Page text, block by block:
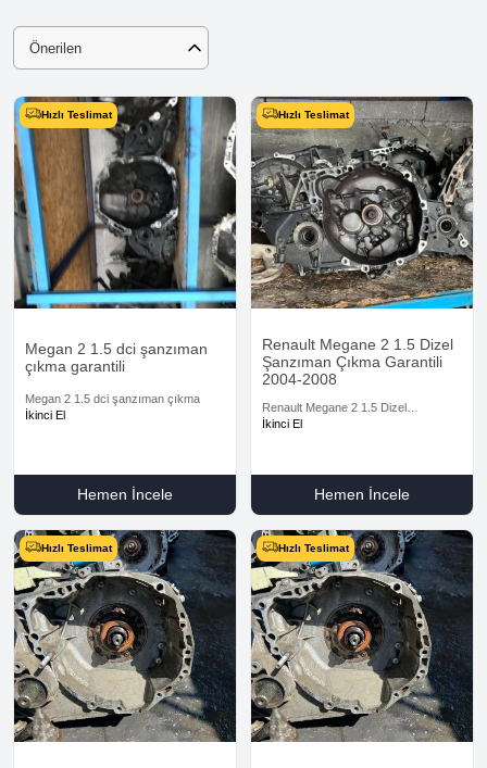
Önerilen
Hızlı Teslimat
Megan 2 1.5 dci şanzıman
çıkma garantili
Megan 2 1.5 dci şanzıman çıkma
İkinci El
Hemen İncele
Hızlı Teslimat
Renault Megane 2 1.5 Dizel
Şanzıman Çıkma Garantili
2004-2008
Renault Megane 2 1.5 Dizel
Şanzıman Çıkma Garantili 2004-2008
İkinci El
Hemen İncele
Hızlı Teslimat Hızlı Teslimat